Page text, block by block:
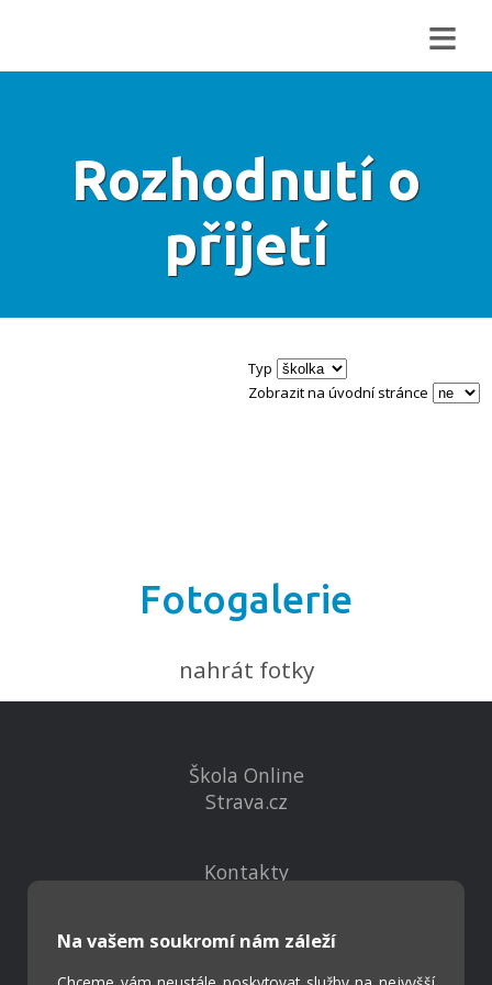
≡
Rozhodnutí o
přijetí
Typ
Zobrazit na úvodní stránce
Fotogalerie
nahrát fotky
Na vašem soukromí nám záleží
Škola Online
Strava.cz
Kontakty